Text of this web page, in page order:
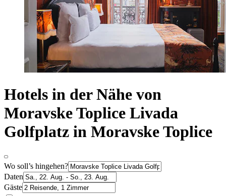
Hotels in der Nähe von
Moravske Toplice Livada
Golfplatz in Moravske Toplice
Wo soll’s hingehen?
Daten
Gäste